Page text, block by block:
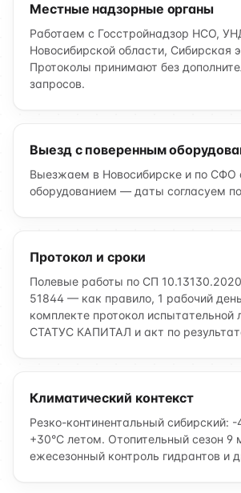
Местные надзорные органы
Работаем с Госстройнадзор НСО,
Новосибирской области, Сибирская
Протоколы принимают без
запросов.
Выезд с поверенным
Выезжаем в Новосибирске и по СФО
оборудованием — даты согласуем
Протокол и сроки
Полевые работы по СП
51844 — как правило, 1 рабочий
комплекте протокол испытательной
СТАТУС КАПИТАЛ и акт по
Климатический контекст
Резко-континентальный сибирский:
+30°C летом. Отопительный сезон 9
ежесезонный контроль гидрантов и